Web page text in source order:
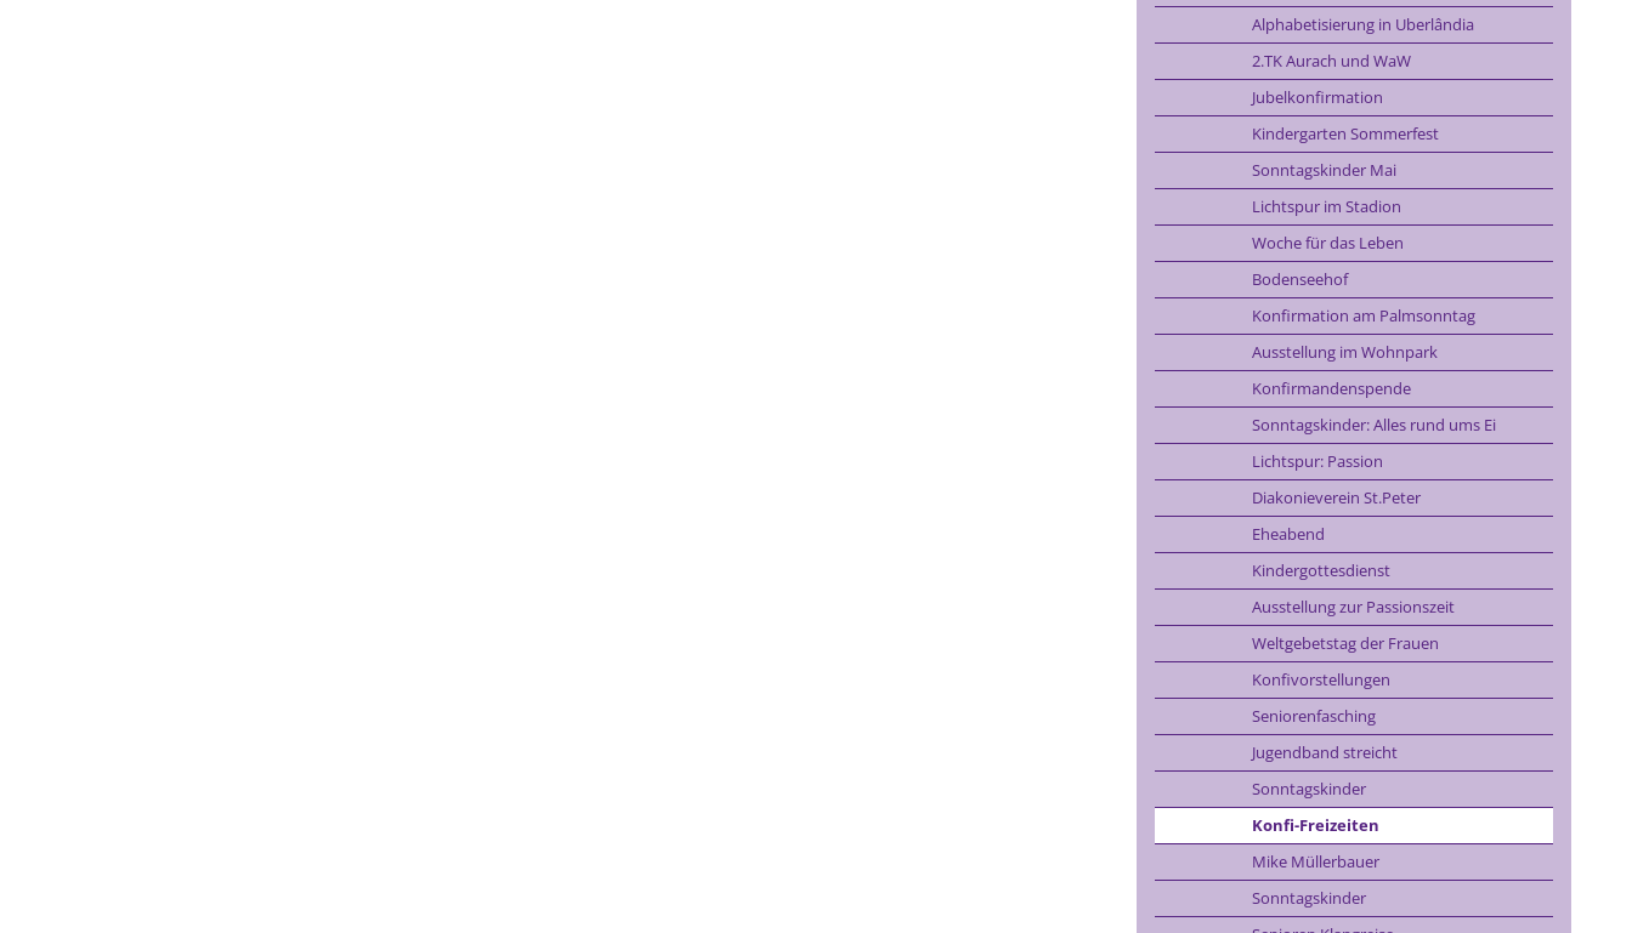
Alphabetisierung in Uberlândia
2.TK Aurach und WaW
Jubelkonfirmation
Kindergarten Sommerfest
Sonntagskinder Mai
Lichtspur im Stadion
Woche für das Leben
Bodenseehof
Konfirmation am Palmsonntag
Ausstellung im Wohnpark
Konfirmandenspende
Sonntagskinder: Alles rund ums Ei
Lichtspur: Passion
Diakonieverein St.Peter
Eheabend
Kindergottesdienst
Ausstellung zur Passionszeit
Weltgebetstag der Frauen
Konfivorstellungen
Seniorenfasching
Jugendband streicht
Sonntagskinder
Konfi-Freizeiten
Mike Müllerbauer
Sonntagskinder